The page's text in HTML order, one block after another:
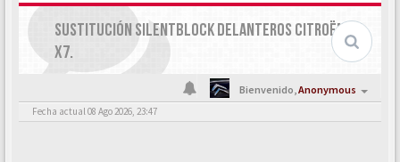
SUSTITUCIÓN SILENTBLOCK DELANTEROS CITROËN C5
X7.
Bienvenido,Anonymous
Fecha actual 08 Ago 2026, 23:47